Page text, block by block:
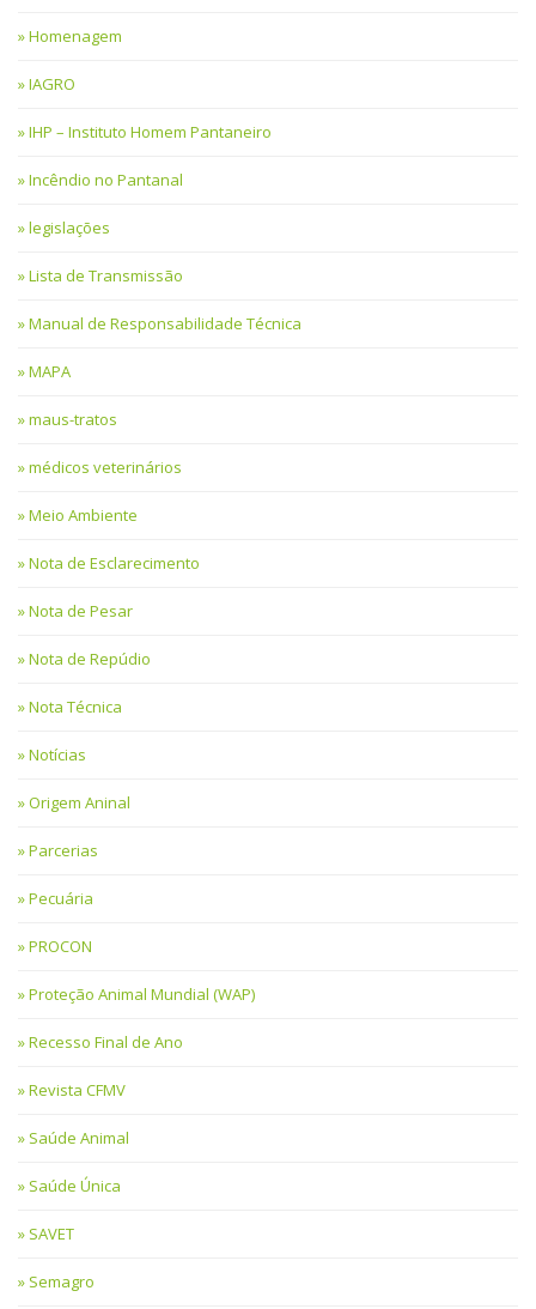
Homenagem
IAGRO
IHP – Instituto Homem Pantaneiro
Incêndio no Pantanal
legislações
Lista de Transmissão
Manual de Responsabilidade Técnica
MAPA
maus-tratos
médicos veterinários
Meio Ambiente
Nota de Esclarecimento
Nota de Pesar
Nota de Repúdio
Nota Técnica
Notícias
Origem Aninal
Parcerias
Pecuária
PROCON
Proteção Animal Mundial (WAP)
Recesso Final de Ano
Revista CFMV
Saúde Animal
Saúde Única
SAVET
Semagro